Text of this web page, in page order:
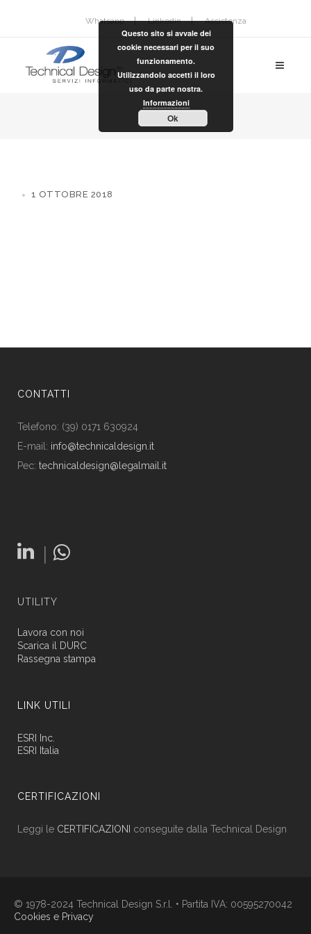
Whatsapp Linkedin Assistenza
1 OTTOBRE 2018
CONTATTI
Telefono: (39) 0171 630924
E-mail: info@technicaldesign.it
Pec: technicaldesign@legalmail.it
|
UTILITY
Lavora con noi
Scarica il DURC
Rassegna stampa
LINK UTILI
ESRI Inc.
ESRI Italia
CERTIFICAZIONI
Leggi le CERTIFICAZIONI conseguite dalla Technical Design
© 1978-2024 Technical Design S.r.l. • Partita IVA: 00595270042
Cookies e Privacy
Questo sito si avvale dei
cookie necessari per il suo
funzionamento.
Utilizzandolo accetti il loro
uso da parte nostra.
Informazioni
Ok